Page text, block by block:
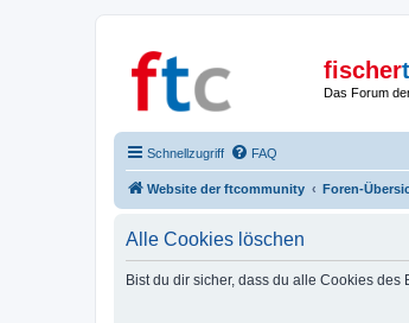
fischer
Das Forum
Schnellzugriff FAQ
Website der ftcommunity Foren-
Alle Cookies löschen
Bist du dir sicher, dass du alle Cookies des